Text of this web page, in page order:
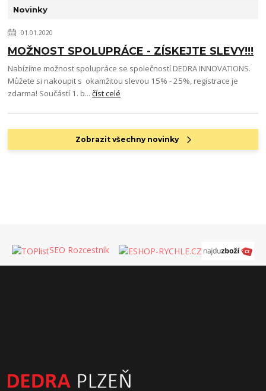
Novinky
01.01.2020
MOŽNOST SPOLUPRÁCE - ZÍSKEJTE SLEVY!!!
Nabízíme možnost spolupráce se společností DEDRA INNOVATIONS.
Můžete si nakoupit s okamžitou slevou 15% - 25%, registrace je
zdarma! Součástí 1. b...číst celé
Zobrazit všechny novinky
SEO Rozcestník